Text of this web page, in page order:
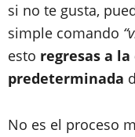
si no te gusta,
simple comando
esto regresas a
predeterminada
No es el proceso